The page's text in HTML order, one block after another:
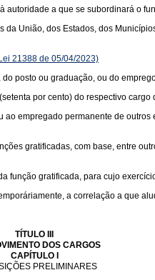
a que se subordinará o
União, dos Estados, dos
21388 de 05/04/2023)
posto ou graduação, ou do
por cento) do respectivo cargo
empregado permanente de
gratificadas, com base, entre
função gratificada, para cujo
a correlação a que
TÍTULO III
DOS CARGOS
CAPÍTULO I
PRELIMINARES